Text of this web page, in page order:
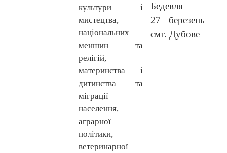
культури і
мистецтва,
національних
меншин та
релігій,
материнства і
дитинства та
міграції
населення,
аграрної
політики,
ветеринарної
Бедевля
27 березень –
смт. Дубове